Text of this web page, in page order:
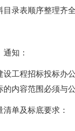
录表顺序整理齐
知：
工程招标投标办
内容范围必须与公
单及标底要求：